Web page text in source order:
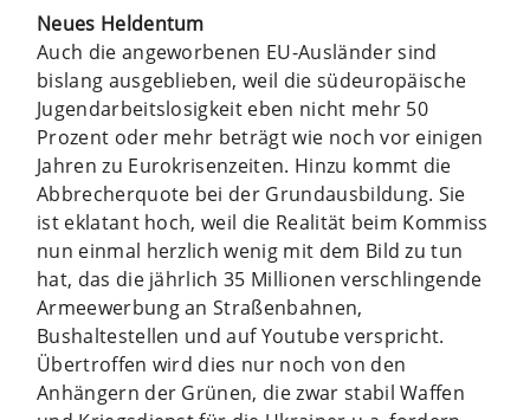
Neues Heldentum
Auch die angeworbenen EU-Ausländer sind
bislang ausgeblieben, weil die südeuropäische
Jugendarbeitslosigkeit eben nicht mehr 50
Prozent oder mehr beträgt wie noch vor einigen
Jahren zu Eurokrisenzeiten. Hinzu kommt die
Abbrecherquote bei der Grundausbildung. Sie
ist eklatant hoch, weil die Realität beim Kommiss
nun einmal herzlich wenig mit dem Bild zu tun
hat, das die jährlich 35 Millionen verschlingende
Armeewerbung an Straßenbahnen,
Bushaltestellen und auf Youtube verspricht.
Übertroffen wird dies nur noch von den
Anhängern der Grünen, die zwar stabil Waffen